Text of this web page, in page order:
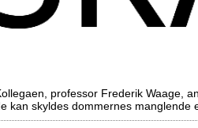
professor Frederik Waage,
kan skyldes dommernes manglende